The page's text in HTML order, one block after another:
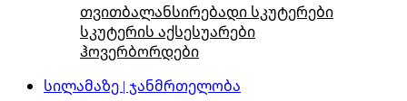
თვითბალანსირებადი სკუტერები
სკუტერის აქსესუარები
ჰოვერბორდები
სილამაზე | ჯანმრთელობა